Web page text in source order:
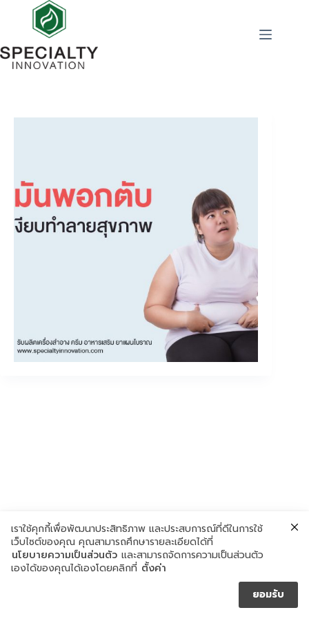
เราใช้คุกกี้เพื่อพัฒนาประสิทธิภาพ และประสบการณ์ที่ดีในการใช้
เว็บไซต์ของคุณ คุณสามารถศึกษารายละเอียดได้ที่
นโยบายความเป็นส่วนตัว และสามารถจัดการความเป็นส่วนตัว
เองได้ของคุณได้เองโดยคลิกที่ ตั้งค่า
ยอมรับ